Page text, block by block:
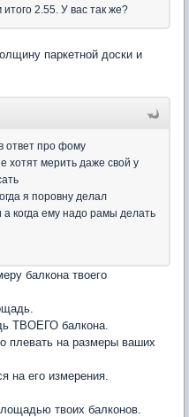
2.55. У вас так же?
паркетной доски и
ответ про фому
хотят мерить даже свой у
я поровну делал
а когда ему надо рамы делать
балкона твоего
ТВОЕГО балкона.
плевать на размеры ваших
на его измерения.
твоих балконов.